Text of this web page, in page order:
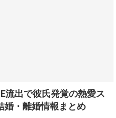
流出で彼氏発覚の熱愛ス
婚・離婚情報まとめ